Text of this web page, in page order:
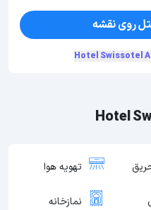
تهویه هوا
نمازخانه
روی نقشه